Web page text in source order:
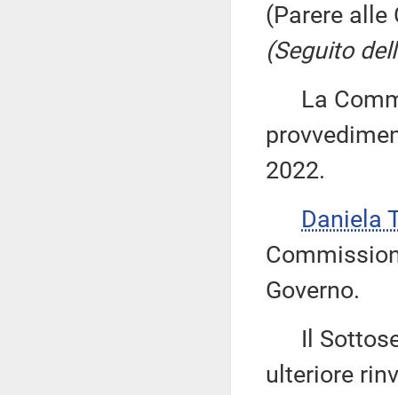
(Parere alle
(Seguito
La
2022.
Daniela
Governo.
Il
ulteriore